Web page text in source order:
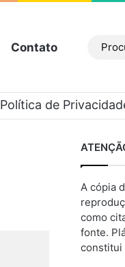
Contato Barra
Política de
A cópia
como
fonte.
constitui